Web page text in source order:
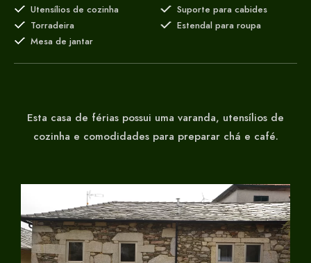
Utensílios de cozinha
Torradeira
Mesa de jantar
Suporte para cabides
Estendal para roupa
Esta casa de férias possui uma varanda, utensílios de
cozinha e comodidades para preparar chá e café.